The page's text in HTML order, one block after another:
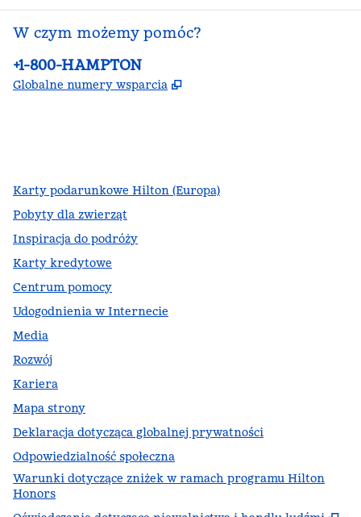
W czym możemy pomóc?
Telefon:
+1-800-HAMPTON
Globalne numery wsparcia ,
Karty podarunkowe Hilton (Europa)
Pobyty dla zwierząt
Inspiracja do podróży
Karty kredytowe
Centrum pomocy
Udogodnienia w Internecie
Media
Rozwój
Kariera
Mapa strony
Deklaracja dotycząca globalnej prywatności
Odpowiedzialność społeczna
Warunki dotyczące zniżek w ramach programu Hilton
Honors